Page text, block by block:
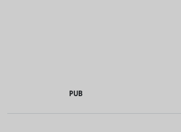
PUB